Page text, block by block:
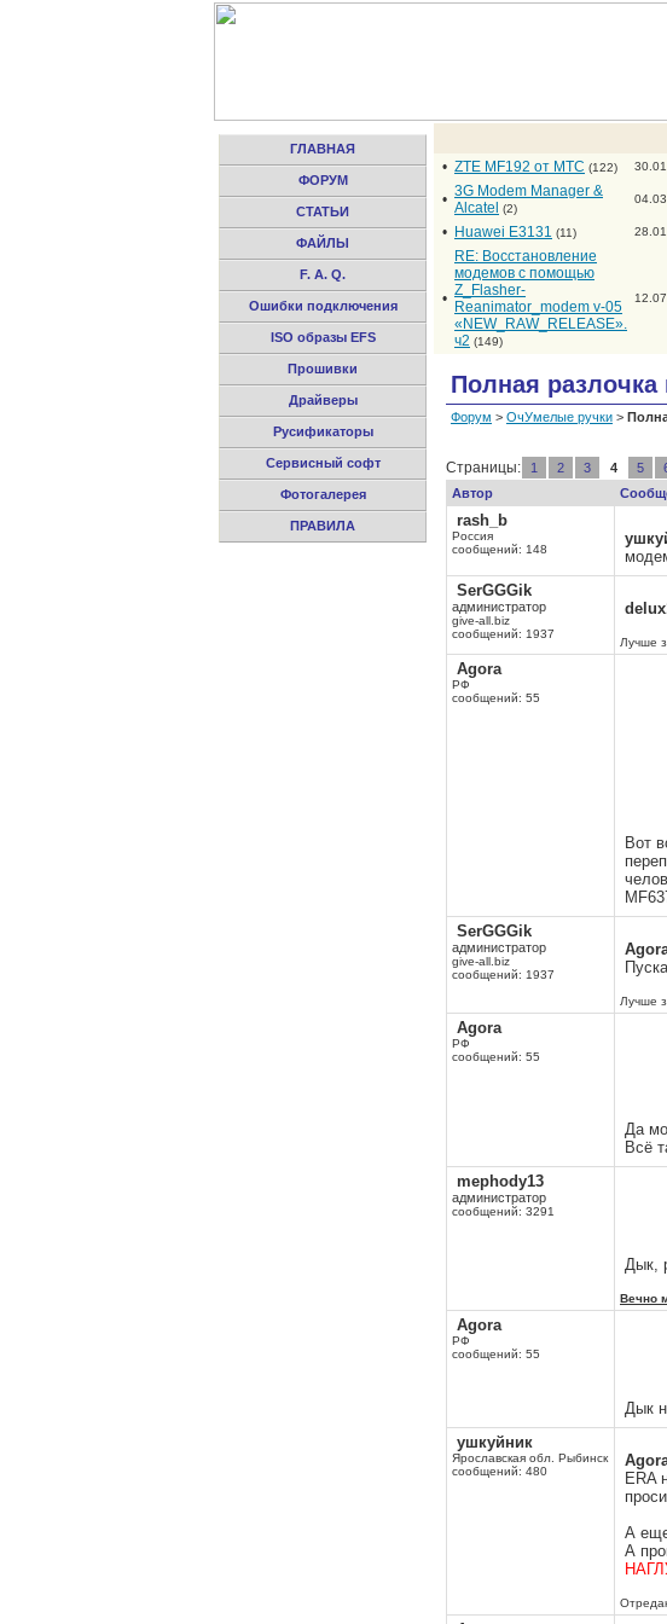
ГЛАВНАЯ
ФОРУМ
СТАТЬИ
ФАЙЛЫ
F. A. Q.
Ошибки подключения
ISO образы EFS
Прошивки
Драйверы
Русификаторы
Сервисный софт
Фотогалерея
ПРАВИЛА
• ZTE MF192 от МТС (122)
• 3G Modem Manager &
Alcatel
(2)
• Huawei E3131 (11)
•
RE: Восстановление
модемов с помощью
Z_Flasher-
Reanimator_modem v-05
«NEW_RAW_RELEASE».
ч2 (149)
Полная разлочка
Форум > ОчУмелые ручки >
Страницы: 1 2 3 4 5
Автор
rash_b
Россия
сообщений: 148
SerGGGik
администратор
give-all.biz
сообщений: 1937
Лучше
Agora
РФ
сообщений: 55
Вот
SerGGGik
администратор
give-all.biz
сообщений: 1937
Лучше
Agora
РФ
сообщений: 55
Да
Всё
mephody13
администратор
сообщений: 3291
Дык,
Вечно
Agora
РФ
сообщений: 55
Дык
ушкуйник
Ярославская обл. Рыбинск
сообщений: 480
ERA
А
А